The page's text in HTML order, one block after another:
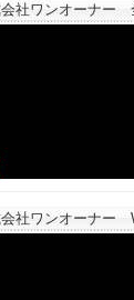
社ワンオーナー
社ワンオーナー